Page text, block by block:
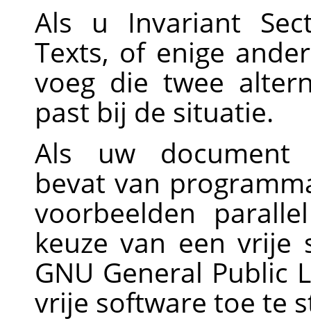
Als u Invariant
Texts, of enige
voeg die twee
past bij de situatie.
Als uw document
bevat van
voorbeelden
keuze van een vrije
GNU General Public
vrije software toe te